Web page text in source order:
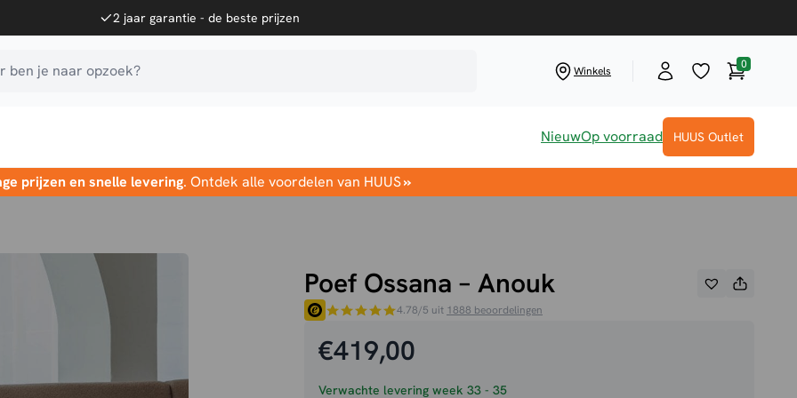
2 jaar garantie - de beste prijzen
ben je naar opzoek? Winkels 0
NieuwOp voorraad HUUS Outlet
prijzen en snelle levering. Ontdek alle voordelen van HUUS»
Poef Ossana – Anouk
4.78/5 uit 1888 beoordelingen
€419,00
Verwachte levering week 33 - 35